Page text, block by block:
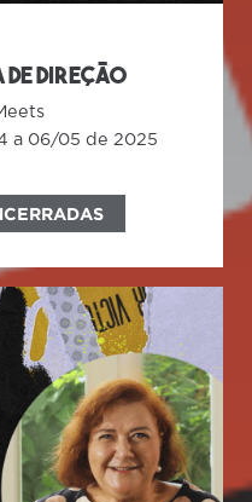
DE DIREÇÃO
a 06/05 de 2025